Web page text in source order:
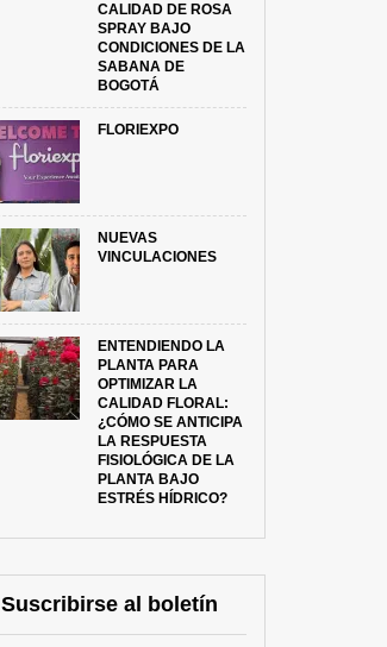
CALIDAD DE ROSA
SPRAY BAJO
CONDICIONES DE LA
SABANA DE
BOGOTÁ
FLORIEXPO
NUEVAS
VINCULACIONES
ENTENDIENDO LA
PLANTA PARA
OPTIMIZAR LA
CALIDAD FLORAL:
¿CÓMO SE ANTICIPA
LA RESPUESTA
FISIOLÓGICA DE LA
PLANTA BAJO
ESTRÉS HÍDRICO?
Suscribirse al boletín